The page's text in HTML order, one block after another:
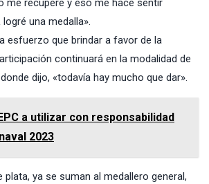
me recuperé y eso me hace sentir
una medalla».
esfuerzo que brindar a favor de la
continuará en la modalidad de
dijo, «todavía hay mucho que dar».
a utilizar con responsabilidad
2023
plata, ya se suman al medallero general,